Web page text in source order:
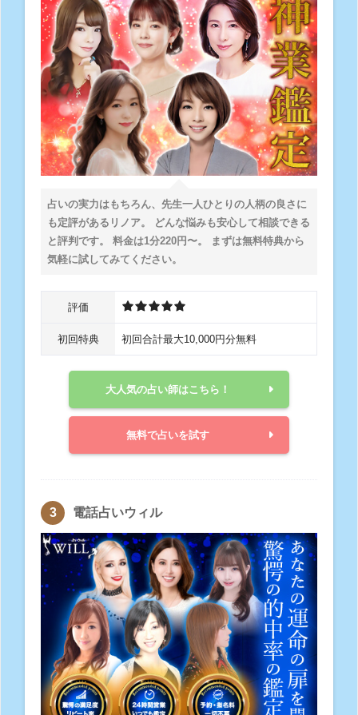
占いの実力はもちろん、先生一人ひとりの人柄の良さに
も定評があるリノア。 どんな悩みも安心して相談できる
と評判です。 料金は1分220円〜。 まずは無料特典から
気軽に試してみてください。
評価
初回特典 初回合計最大10,000円分無料
大人気の占い師はこちら！
無料で占いを試す
電話占いウィル